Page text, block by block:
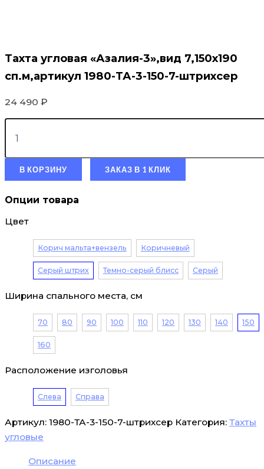
Тахта угловая «Азалия-3»,вид 7,150х190
сп.м,артикул 1980-ТА-3-150-7-штрихсер
24 490 ₽
В КОРЗИНУ ЗАКАЗ В 1 КЛИК
Опции товара
Цвет
Корич мальта+вензель Коричневый
Серый штрих Темно-серый блисс Серый
Ширина спального места, см
70 80 90 100 110 120 130 140 150
160
Расположение изголовья
Слева Справа
Артикул: 1980-ТА-3-150-7-штрихсер Категория: Тахты
угловые
Описание